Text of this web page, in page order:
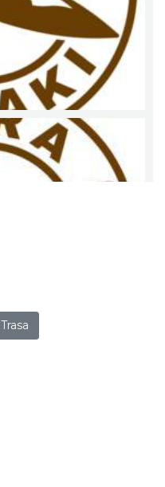
Trasa